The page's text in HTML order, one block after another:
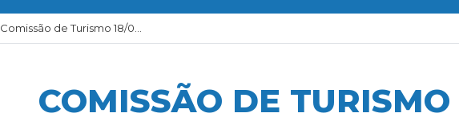
Comissão de Turismo 18/0...
COMISSÃO DE